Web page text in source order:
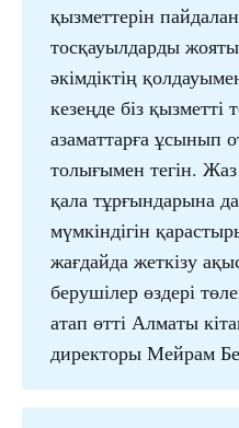
қызметтерін
тосқауылдарды
әкімдіктің
кезеңде біз қызметті
азаматтарға ұсынып
толығымен тегін. Жаз
қала тұрғындарына
мүмкіндігін
жағдайда жеткізу
берушілер өздері
атап өтті Алматы
директоры Мейрам